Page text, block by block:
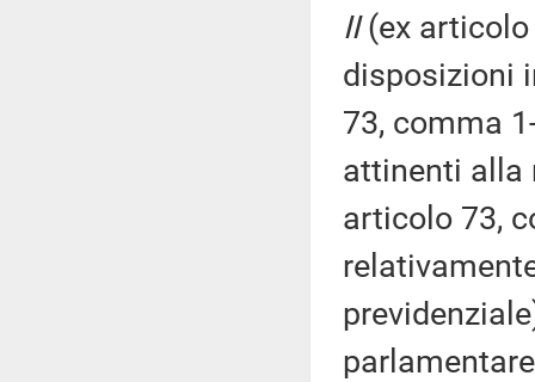
II(ex articolo
disposizioni
73, comma
attinenti alla
articolo 73,